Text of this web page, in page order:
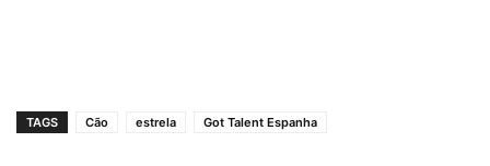
TAGS Cão estrela Got Talent Espanha